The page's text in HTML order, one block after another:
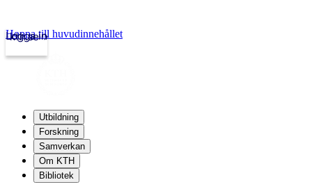
kth.se
Logga in
Hoppa till huvudinnehållet
Utbildning
Forskning
Samverkan
Om KTH
Bibliotek